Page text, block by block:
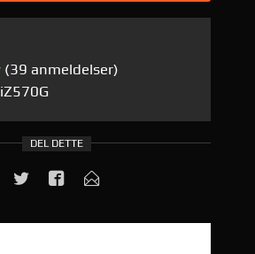
(39 anmeldelser)
iZ570G
DEL DETTE